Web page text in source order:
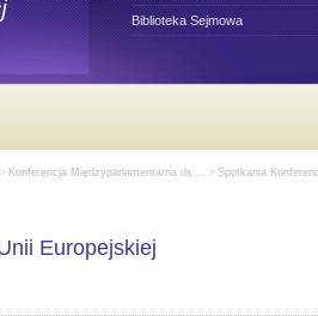
Biblioteka Sejmowa
> Konferencja Międzyparlamentarna ds.... > Spotkania
Europejskiej